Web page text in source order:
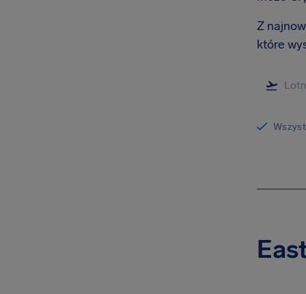
Z
które